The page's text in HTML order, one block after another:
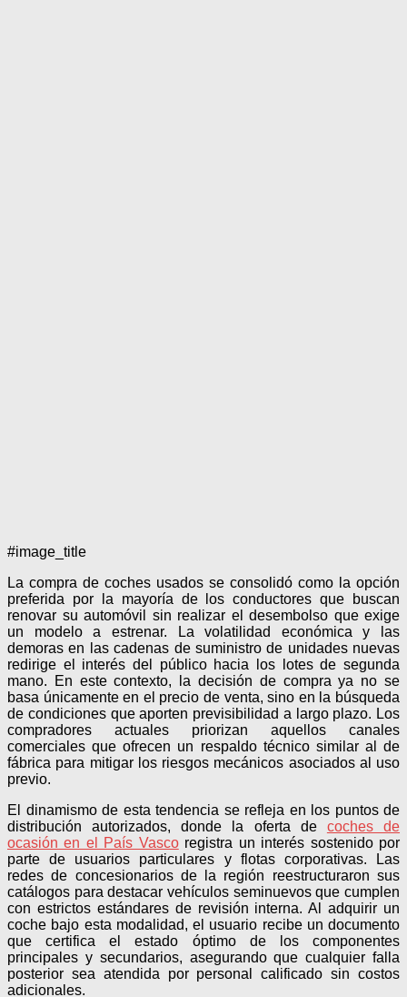
#image_title
La compra de coches usados se consolidó como la opción
preferida por la mayoría de los conductores que buscan
renovar su automóvil sin realizar el desembolso que exige
un modelo a estrenar. La volatilidad económica y las
demoras en las cadenas de suministro de unidades nuevas
redirige el interés del público hacia los lotes de segunda
mano. En este contexto, la decisión de compra ya no se
basa únicamente en el precio de venta, sino en la búsqueda
de condiciones que aporten previsibilidad a largo plazo. Los
compradores actuales priorizan aquellos canales
comerciales que ofrecen un respaldo técnico similar al de
fábrica para mitigar los riesgos mecánicos asociados al uso
previo.
El dinamismo de esta tendencia se refleja en los puntos de
distribución autorizados, donde la oferta de coches de
ocasión en el País Vascoregistra un interés sostenido por
parte de usuarios particulares y flotas corporativas. Las
redes de concesionarios de la región reestructuraron sus
catálogos para destacar vehículos seminuevos que cumplen
con estrictos estándares de revisión interna. Al adquirir un
coche bajo esta modalidad, el usuario recibe un documento
que certifica el estado óptimo de los componentes
principales y secundarios, asegurando que cualquier falla
posterior sea atendida por personal calificado sin costos
adicionales.